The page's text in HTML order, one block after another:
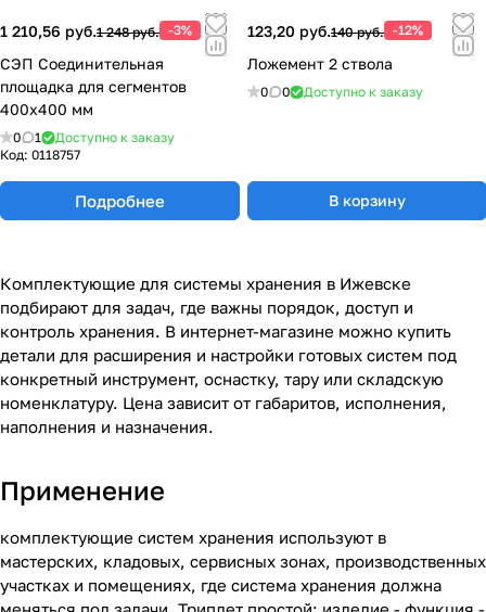
1 210,56 руб.1 248 руб. -3%
СЭП Соединительная
площадка для сегментов
400х400 мм
0 1
Доступно к заказу
Код: 0118757
Подробнее
123,20 руб.140 руб. -12%
Ложемент 2 ствола
0 0 Доступно к заказу
В корзину
Комплектующие для системы хранения в Ижевске
подбирают для задач, где важны порядок, доступ и
контроль хранения. В интернет-магазине можно купить
детали для расширения и настройки готовых систем под
конкретный инструмент, оснастку, тару или складскую
номенклатуру. Цена зависит от габаритов, исполнения,
наполнения и назначения.
Применение
комплектующие систем хранения используют в
мастерских, кладовых, сервисных зонах, производственных
участках и помещениях, где система хранения должна